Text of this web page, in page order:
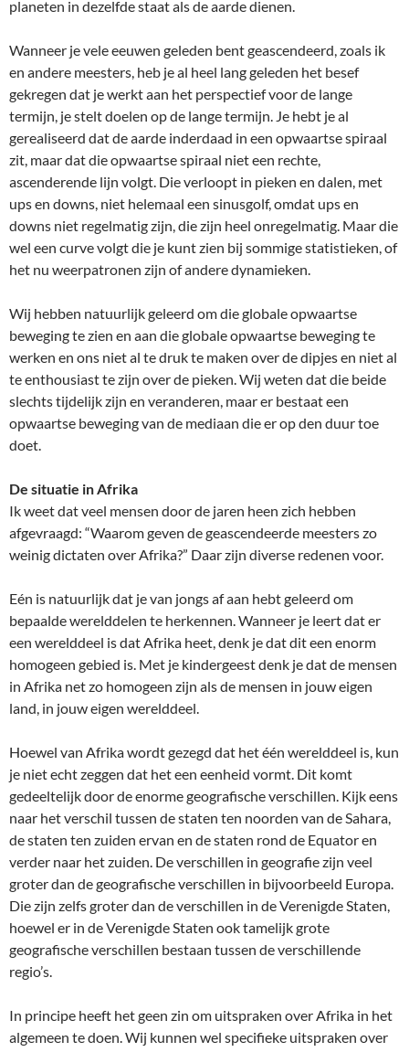
planeten in dezelfde staat als de aarde dienen.
Wanneer je vele eeuwen geleden bent geascendeerd, zoals ik
en andere meesters, heb je al heel lang geleden het besef
gekregen dat je werkt aan het perspectief voor de lange
termijn, je stelt doelen op de lange termijn. Je hebt je al
gerealiseerd dat de aarde inderdaad in een opwaartse spiraal
zit, maar dat die opwaartse spiraal niet een rechte,
ascenderende lijn volgt. Die verloopt in pieken en dalen, met
ups en downs, niet helemaal een sinusgolf, omdat ups en
downs niet regelmatig zijn, die zijn heel onregelmatig. Maar die
wel een curve volgt die je kunt zien bij sommige statistieken, of
het nu weerpatronen zijn of andere dynamieken.
Wij hebben natuurlijk geleerd om die globale opwaartse
beweging te zien en aan die globale opwaartse beweging te
werken en ons niet al te druk te maken over de dipjes en niet al
te enthousiast te zijn over de pieken. Wij weten dat die beide
slechts tijdelijk zijn en veranderen, maar er bestaat een
opwaartse beweging van de mediaan die er op den duur toe
doet.
De situatie in Afrika
Ik weet dat veel mensen door de jaren heen zich hebben
afgevraagd: “Waarom geven de geascendeerde meesters zo
weinig dictaten over Afrika?” Daar zijn diverse redenen voor.
Eén is natuurlijk dat je van jongs af aan hebt geleerd om
bepaalde werelddelen te herkennen. Wanneer je leert dat er
een werelddeel is dat Afrika heet, denk je dat dit een enorm
homogeen gebied is. Met je kindergeest denk je dat de mensen
in Afrika net zo homogeen zijn als de mensen in jouw eigen
land, in jouw eigen werelddeel.
Hoewel van Afrika wordt gezegd dat het één werelddeel is, kun
je niet echt zeggen dat het een eenheid vormt. Dit komt
gedeeltelijk door de enorme geografische verschillen. Kijk eens
naar het verschil tussen de staten ten noorden van de Sahara,
de staten ten zuiden ervan en de staten rond de Equator en
verder naar het zuiden. De verschillen in geografie zijn veel
groter dan de geografische verschillen in bijvoorbeeld Europa.
Die zijn zelfs groter dan de verschillen in de Verenigde Staten,
hoewel er in de Verenigde Staten ook tamelijk grote
geografische verschillen bestaan tussen de verschillende
regio’s.
In principe heeft het geen zin om uitspraken over Afrika in het
algemeen te doen. Wij kunnen wel specifieke uitspraken over